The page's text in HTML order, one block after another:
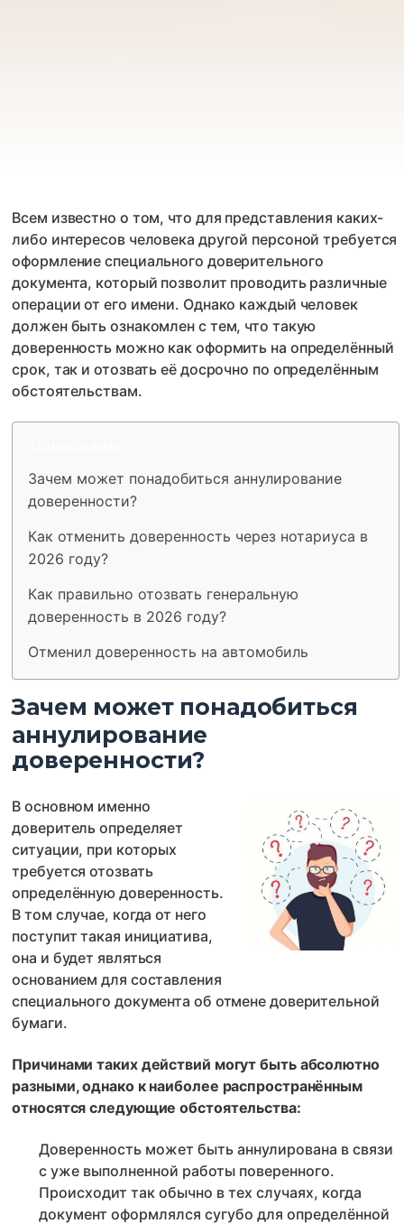
Всем известно о том, что для представления каких-
либо интересов человека другой персоной требуется
оформление специального доверительного
документа, который позволит проводить различные
операции от его имени. Однако каждый человек
должен быть ознакомлен с тем, что такую
доверенность можно как оформить на определённый
срок, так и отозвать её досрочно по определённым
обстоятельствам.
Зачем может понадобиться аннулирование
доверенности?
Как отменить доверенность через нотариуса в
2026 году?
Как правильно отозвать генеральную
доверенность в 2026 году?
Отменил доверенность на автомобиль
Зачем может понадобиться
аннулирование
доверенности?
В основном именно
доверитель определяет
ситуации, при которых
требуется отозвать
определённую доверенность.
В том случае, когда от него
поступит такая инициатива,
она и будет являться
основанием для составления
специального документа об отмене доверительной
бумаги.
Причинами таких действий могут быть абсолютно
разными, однако к наиболее распространённым
относятся следующие обстоятельства:
Доверенность может быть аннулирована в связи
с уже выполненной работы поверенного.
Происходит так обычно в тех случаях, когда
документ оформлялся сугубо для определённой